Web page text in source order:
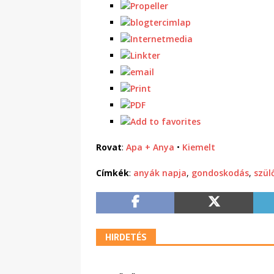
Rovat: Apa + Anya • Kiemelt
Címkék: anyák napja, gondoskodás,
HIRDETÉS